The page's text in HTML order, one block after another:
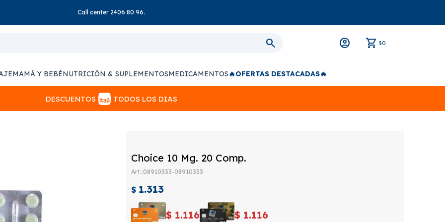
Call center 2406 80 96.
$0
MAMÁ Y BEBÉNUTRICIÓN & SUPLEMENTOSMEDICAMENTOS🔥OFERTAS DESTACADAS🔥
DESCUENTOS TODOS LOS DIAS
Choice 10 Mg. 20 Comp.
08910333-08910333
$ 1.313
$ 1.116 $ 1.116